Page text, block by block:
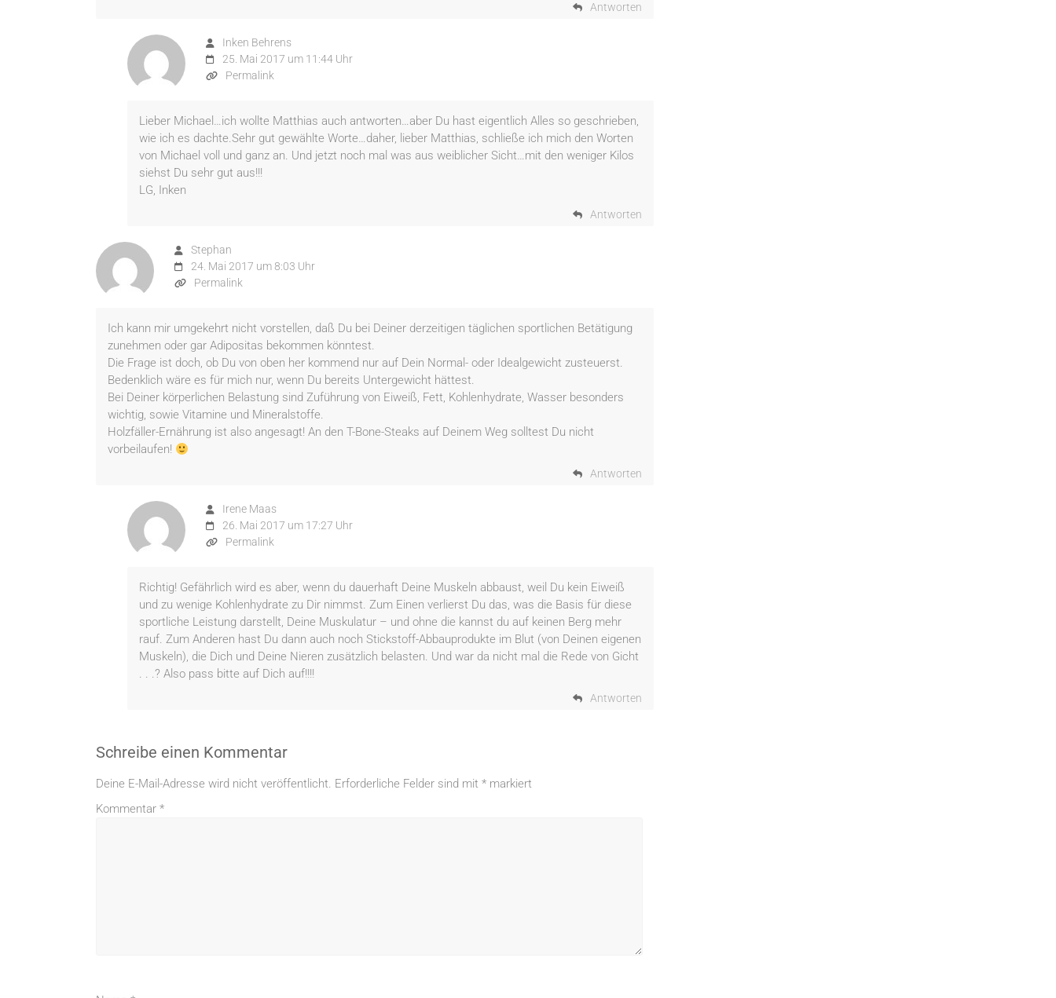
Antworten
Inken Behrens
25. Mai 2017 um 11:44 Uhr
Permalink
Lieber Michael…ich wollte Matthias auch antworten…aber Du hast eigentlich Alles so geschrieben,
wie ich es dachte.Sehr gut gewählte Worte…daher, lieber Matthias, schließe ich mich den Worten
von Michael voll und ganz an. Und jetzt noch mal was aus weiblicher Sicht…mit den weniger Kilos
siehst Du sehr gut aus!!!
LG, Inken
Antworten
Stephan
24. Mai 2017 um 8:03 Uhr
Permalink
Ich kann mir umgekehrt nicht vorstellen, daß Du bei Deiner derzeitigen täglichen sportlichen Betätigung
zunehmen oder gar Adipositas bekommen könntest.
Die Frage ist doch, ob Du von oben her kommend nur auf Dein Normal- oder Idealgewicht zusteuerst.
Bedenklich wäre es für mich nur, wenn Du bereits Untergewicht hättest.
Bei Deiner körperlichen Belastung sind Zuführung von Eiweiß, Fett, Kohlenhydrate, Wasser besonders
wichtig, sowie Vitamine und Mineralstoffe.
Holzfäller-Ernährung ist also angesagt! An den T-Bone-Steaks auf Deinem Weg solltest Du nicht
vorbeilaufen!
Antworten
Irene Maas
26. Mai 2017 um 17:27 Uhr
Permalink
Richtig! Gefährlich wird es aber, wenn du dauerhaft Deine Muskeln abbaust, weil Du kein Eiweiß
und zu wenige Kohlenhydrate zu Dir nimmst. Zum Einen verlierst Du das, was die Basis für diese
sportliche Leistung darstellt, Deine Muskulatur – und ohne die kannst du auf keinen Berg mehr
rauf. Zum Anderen hast Du dann auch noch Stickstoff-Abbauprodukte im Blut (von Deinen eigenen
Muskeln), die Dich und Deine Nieren zusätzlich belasten. Und war da nicht mal die Rede von Gicht
. . .? Also pass bitte auf Dich auf!!!!
Antworten
Schreibe einen Kommentar
Deine E-Mail-Adresse wird nicht veröffentlicht. Erforderliche Felder sind mit * markiert
Kommentar *